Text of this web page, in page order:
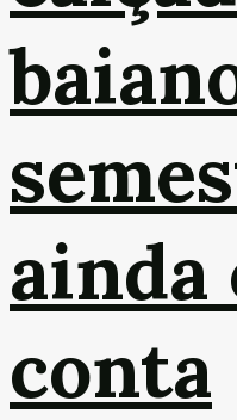
ainda
conta